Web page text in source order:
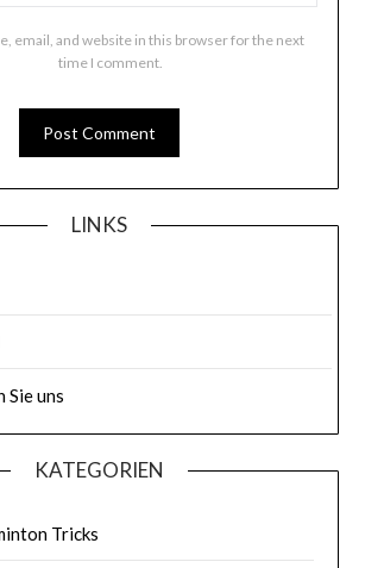
email, and website in this browser for the next
time I comment.
LINKS
Sie uns
KATEGORIEN
Tricks